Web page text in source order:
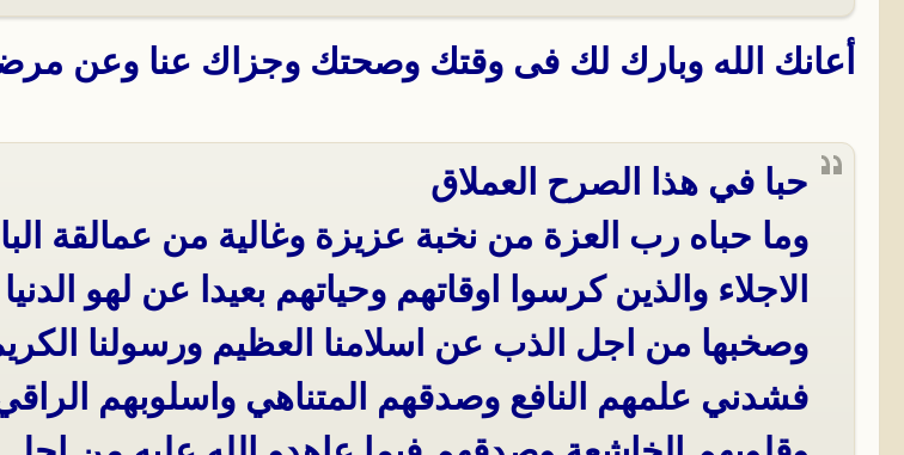
أعانك الله وبارك لك فى وقتك وصحتك وجزاك عنا وعن
حبا في هذا الصرح العملاق
وما حباه رب العزة من نخبة عزيزة وغالية من عمالقة
الاجلاء والذين كرسوا اوقاتهم وحياتهم بعيدا عن لهو الدنيا
وصخبها من اجل الذب عن اسلامنا العظيم ورسولنا
فشدني علمهم النافع وصدقهم المتناهي واسلوبهم الراقي